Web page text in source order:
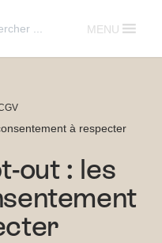
MENU
à respecter
out : les